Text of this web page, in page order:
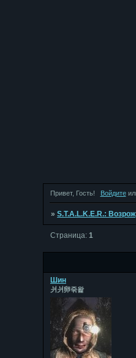
Привет, Гость! Войдите
»S.T.A.L.K.E.R.:
Страница:1
Шин
⽙⽙卵죾왍